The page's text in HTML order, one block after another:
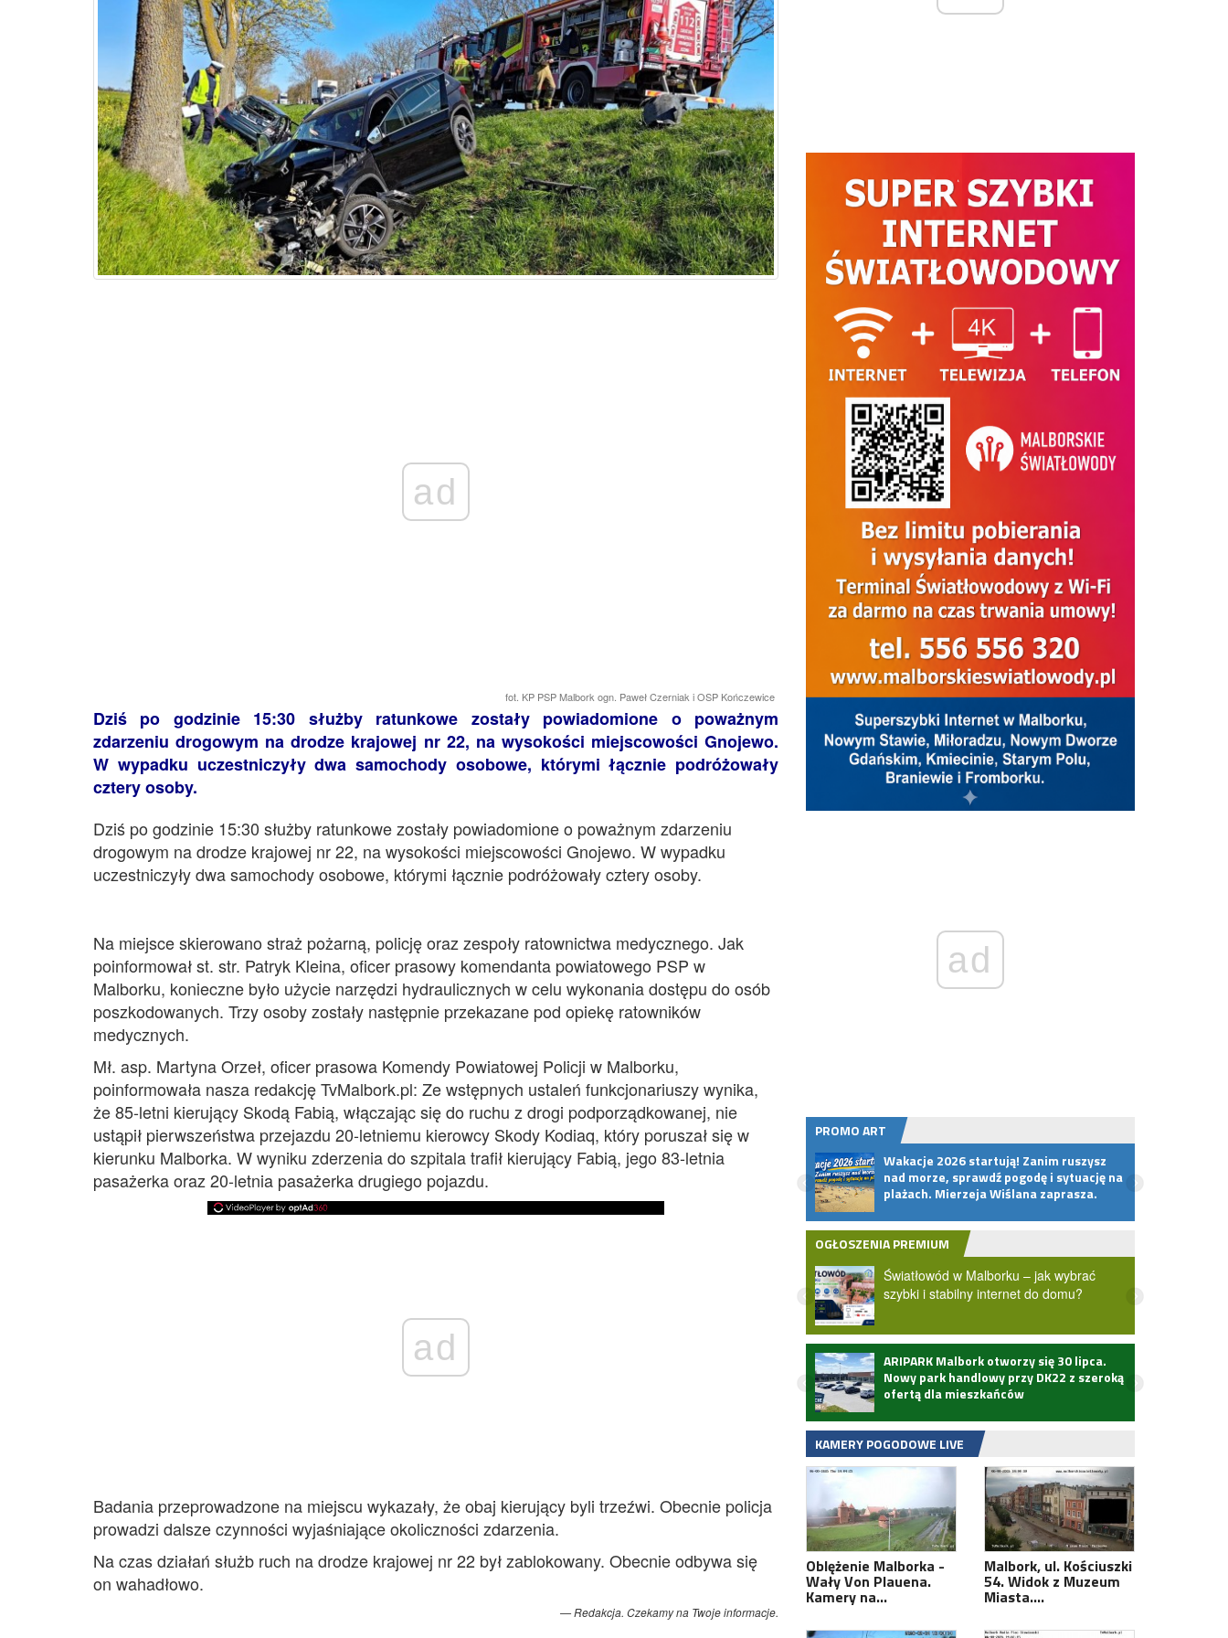
ad
fot. KP PSP Malbork ogn. Paweł Czerniak i OSP Kończewice
Dziś po godzinie 15:30 służby ratunkowe zostały powiadomione o poważnym
zdarzeniu drogowym na drodze krajowej nr 22, na wysokości miejscowości Gnojewo.
W wypadku uczestniczyły dwa samochody osobowe, którymi łącznie podróżowały
cztery osoby.
Dziś po godzinie 15:30 służby ratunkowe zostały powiadomione o poważnym zdarzeniu
drogowym na drodze krajowej nr 22, na wysokości miejscowości Gnojewo. W wypadku
uczestniczyły dwa samochody osobowe, którymi łącznie podróżowały cztery osoby.
Na miejsce skierowano straż pożarną, policję oraz zespoły ratownictwa medycznego. Jak
poinformował st. str. Patryk Kleina, oficer prasowy komendanta powiatowego PSP w
Malborku, konieczne było użycie narzędzi hydraulicznych w celu wykonania dostępu do osób
poszkodowanych. Trzy osoby zostały następnie przekazane pod opiekę ratowników
medycznych.
Mł. asp. Martyna Orzeł, oficer prasowa Komendy Powiatowej Policji w Malborku,
poinformowała nasza redakcję TvMalbork.pl: Ze wstępnych ustaleń funkcjonariuszy wynika,
że 85-letni kierujący Skodą Fabią, włączając się do ruchu z drogi podporządkowanej, nie
ustąpił pierwszeństwa przejazdu 20-letniemu kierowcy Skody Kodiaq, który poruszał się w
kierunku Malborka. W wyniku zderzenia do szpitala trafił kierujący Fabią, jego 83-letnia
pasażerka oraz 20-letnia pasażerka drugiego pojazdu.
ad
Badania przeprowadzone na miejscu wykazały, że obaj kierujący byli trzeźwi. Obecnie policja
prowadzi dalsze czynności wyjaśniające okoliczności zdarzenia.
Na czas działań służb ruch na drodze krajowej nr 22 był zablokowany. Obecnie odbywa się
on wahadłowo.
Redakcja. Czekamy na Twoje informacje.
ad
PROMO ART
Jak hosting wpływa na Twoją obecność w
Wakacje 2026 startują! Zanim ruszysz
nad morze, sprawdź pogodę i sytuację na
plażach. Mierzeja Wiślana zaprasza.
OGŁOSZENIA PREMIUM
Światłowód w Malborku – jak wybrać
szybki i stabilny internet do domu?
ARIPARK Malbork otworzy się 30 lipca.
Nowy park handlowy przy DK22 z szeroką
ofertą dla mieszkańców
KAMERY POGODOWE LIVE
Oblężenie Malborka -
Wały Von Plauena.
Kamery na…
Malbork, ul. Kościuszki
54. Widok z Muzeum
Miasta.…